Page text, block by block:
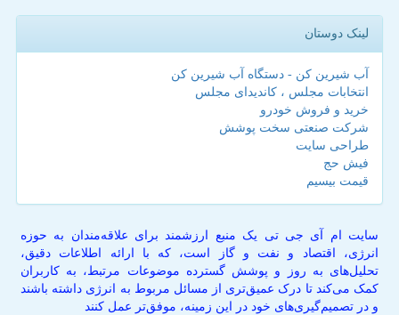
لینک دوستان
آب شیرین کن - دستگاه آب شیرین کن
انتخابات مجلس ، کاندیدای مجلس
خرید و فروش خودرو
شرکت صنعتی سخت پوشش
طراحی سایت
فیش حج
قیمت بیسیم
سایت ام آی جی تی یک منبع ارزشمند برای علاقه‌مندان به حوزه
انرژی، اقتصاد و نفت و گاز است، که با ارائه اطلاعات دقیق،
تحلیل‌های به روز و پوشش گسترده موضوعات مرتبط، به کاربران
کمک می‌کند تا درک عمیق‌تری از مسائل مربوط به انرژی داشته باشند
و در تصمیم‌گیری‌های خود در این زمینه، موفق‌تر عمل کنند